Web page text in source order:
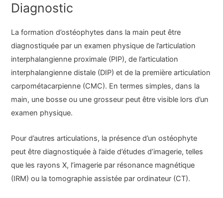
Diagnostic
La formation d’ostéophytes dans la main peut être
diagnostiquée par un examen physique de l’articulation
interphalangienne proximale (PIP), de l’articulation
interphalangienne distale (DIP) et de la première articulation
carpométacarpienne (CMC). En termes simples, dans la
main, une bosse ou une grosseur peut être visible lors d’un
examen physique.
Pour d’autres articulations, la présence d’un ostéophyte
peut être diagnostiquée à l’aide d’études d’imagerie, telles
que les rayons X, l’imagerie par résonance magnétique
(IRM) ou la tomographie assistée par ordinateur (CT).